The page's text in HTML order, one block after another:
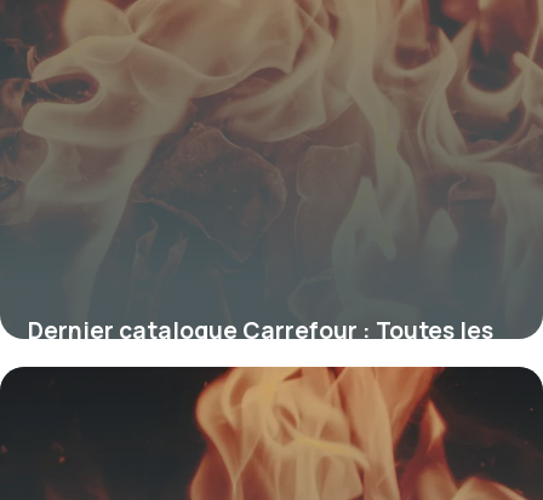
Dernier catalogue Carrefour : Toutes les
promos